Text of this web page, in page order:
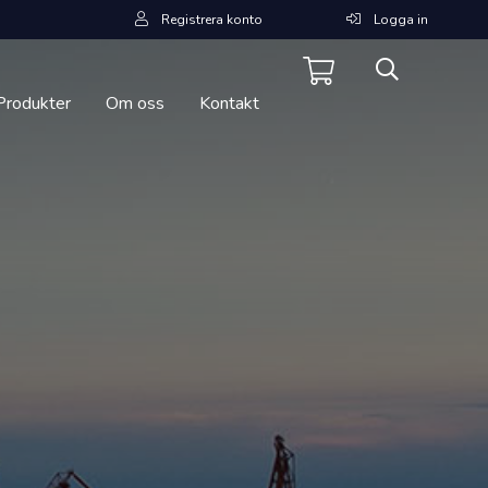
Registrera konto Logga in
Om oss Kontakt